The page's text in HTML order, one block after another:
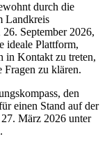
durch die
Landkreis
September 2026,
ideale Plattform,
in Kontakt zu treten,
Fragen zu klären.
den
einen Stand auf der
März 2026 unter